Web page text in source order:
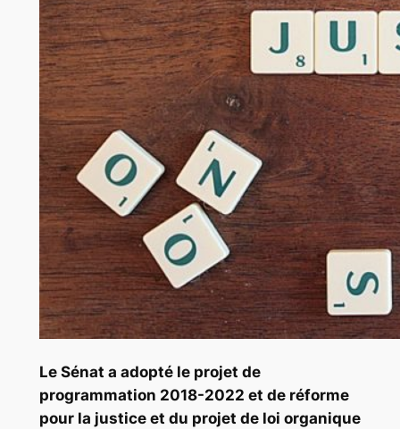
Le Sénat a adopté le projet de
programmation 2018-2022 et de réforme
pour la justice et du projet de loi organique